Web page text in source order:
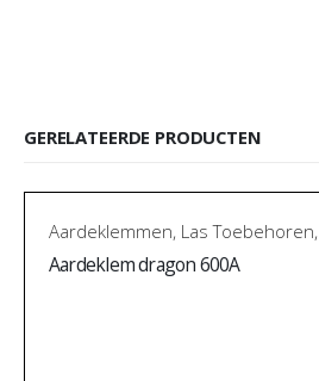
GERELATEERDE PRODUCTEN
Aardeklemmen, Las Toebehoren,
Aardeklem dragon 600A